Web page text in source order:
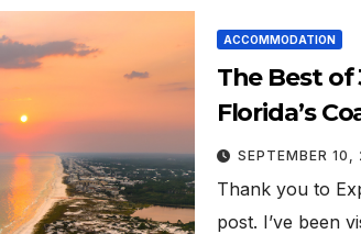
ACCOMMODATION
The Best of
Florida’s
SEPTEMBER
Thank you to
post. I’ve been